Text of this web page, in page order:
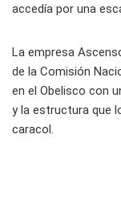
accedía por una
La empresa
de la Comisión
en el Obelisco con
y la estructura que
caracol.